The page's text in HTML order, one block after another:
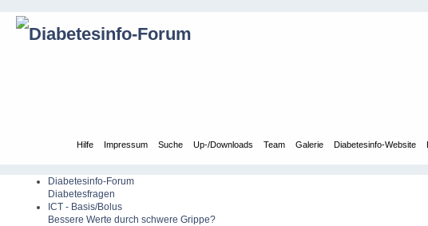
Hilfe Impressum Suche Up-/Downloads Team Galerie Diabetesinfo-Website
Diabetesinfo-Forum
Diabetesfragen
ICT - Basis/Bolus
Bessere Werte durch schwere Grippe?